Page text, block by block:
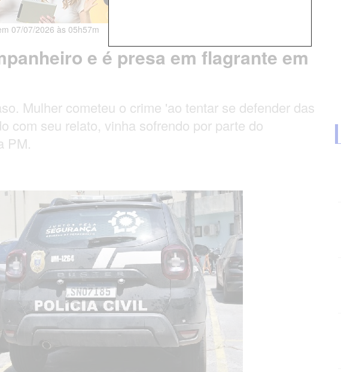
07/07/2026 às 05h57m
e é presa em flagrante em
Mulher cometeu o crime 'ao tentar se defender das
com seu relato, vinha sofrendo por parte do
PM.